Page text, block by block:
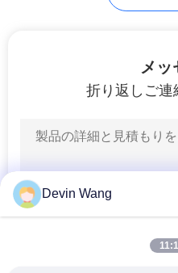
溶接され
ンのバス
メッ
折り返しご連
Devin Wang